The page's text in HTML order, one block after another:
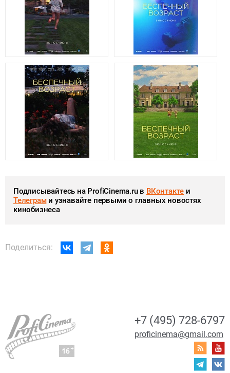
Подписывайтесь на ProfiCinema.ru в ВКонтакте и
Телеграми узнавайте первыми о главных новостях
кинобизнеса
Поделиться:
+7 (495) 728-6797
proficinema@gmail.com